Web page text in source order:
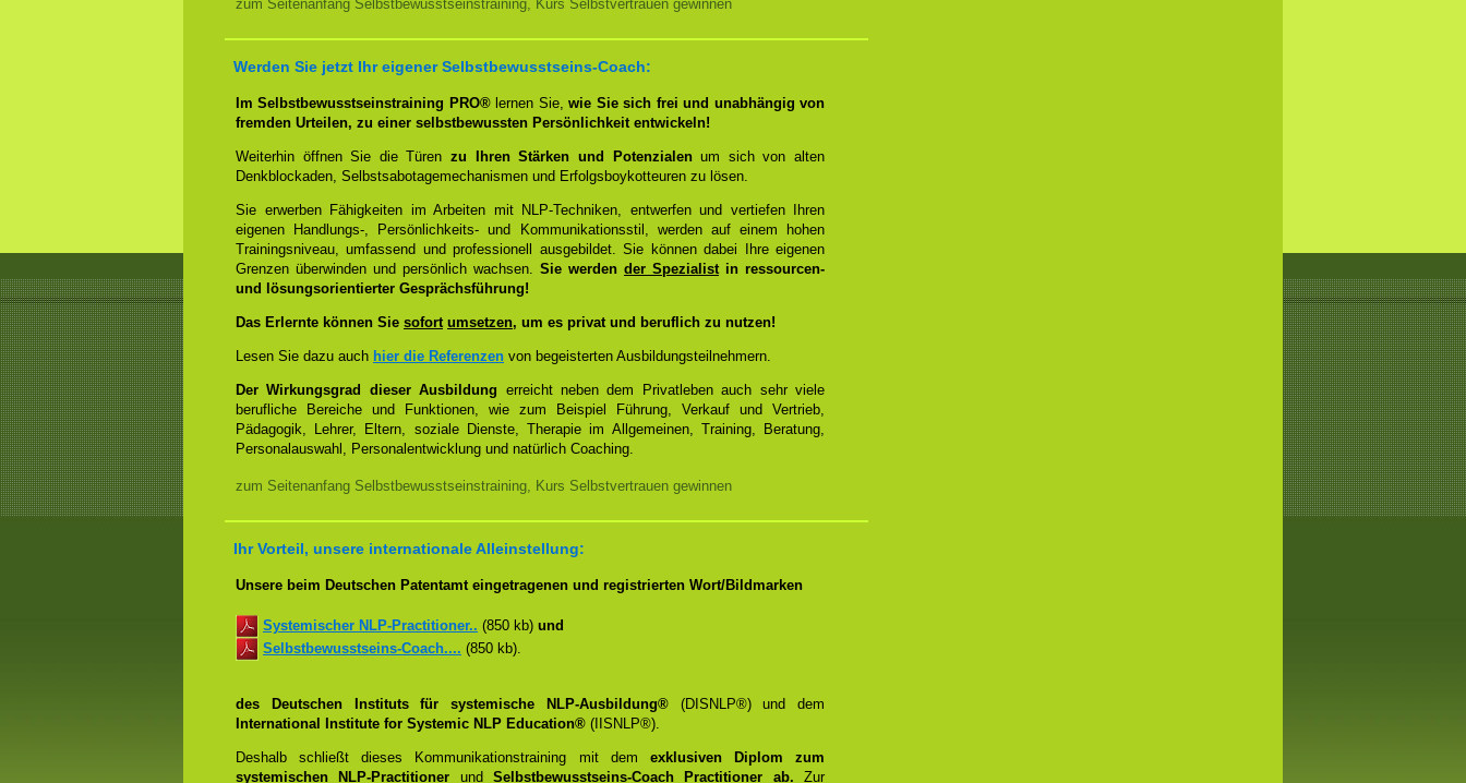
zum Seitenanfang Selbstbewusstseinstraining, Kurs Selbstvertrauen gewinnen
Werden Sie jetzt Ihr eigener Selbstbewusstseins-Coach:
Im Selbstbewusstseinstraining PRO® lernen Sie,wie Sie sich frei und unabhängig von
fremden Urteilen, zu einer selbstbewussten Persönlichkeit entwickeln!
Weiterhin öffnen Sie die Türenzu Ihren Stärken und Potenzialenum sich von alten
Denkblockaden, Selbstsabotagemechanismen und Erfolgsboykotteuren zu lösen.
Sie erwerben Fähigkeiten im Arbeiten mit NLP-Techniken, entwerfen und vertiefen Ihren
eigenen Handlungs-, Persönlichkeits- und Kommunikationsstil, werden auf einem hohen
Trainingsniveau, umfassend und professionell ausgebildet. Sie können dabei Ihre eigenen
Grenzen überwinden und persönlich wachsen. Sie werden der Spezialistin ressourcen-
und lösungsorientierter Gesprächsführung!
Das Erlernte können Sie sofort umsetzen, um es privat und beruflich zu nutzen!
Lesen Sie dazu auch hier die Referenzen von begeisterten Ausbildungsteilnehmern.
Der Wirkungsgrad dieser Ausbildung erreicht neben dem Privatleben auch sehr viele
berufliche Bereiche und Funktionen, wie zum Beispiel Führung, Verkauf und Vertrieb,
Pädagogik, Lehrer, Eltern, soziale Dienste, Therapie im Allgemeinen, Training, Beratung,
Personalauswahl, Personalentwicklung und natürlich Coaching.
zum Seitenanfang Selbstbewusstseinstraining, Kurs Selbstvertrauen gewinnen
Ihr Vorteil, unsere internationale Alleinstellung:
Unsere beim Deutschen Patentamt eingetragenen und registrierten Wort/Bildmarken
Systemischer NLP-Practitioner.. (850 kb) und
Selbstbewusstseins-Coach.... (850 kb).
des Deutschen Instituts für systemische NLP-Ausbildung®(DISNLP®) und dem
International Institute for Systemic NLP Education® (IISNLP®).
Deshalb schließt dieses Kommunikationstraining mit dem exklusiven Diplom zum
systemischen NLP-Practitioner undSelbstbewusstseins-Coach Practitioner ab.Zur